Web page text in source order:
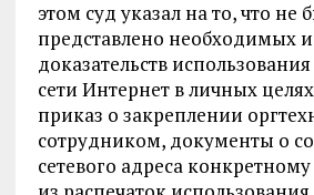
этом суд указал на то, что не
представлено необходимых
доказательств
сети Интернет в личных
приказ о закреплении
сотрудником, документы о
сетевого адреса